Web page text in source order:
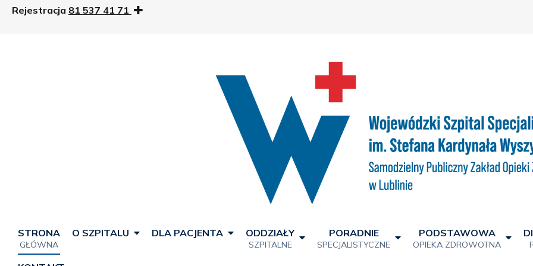
Rejestracja 81 537 41 71
STRONA
GŁÓWNA
O SZPITALU DLA PACJENTA ODDZIAŁY
SZPITALNE
PORADNIE
SPECJALISTYCZNE
PODSTAWOWA
OPIEKA ZDROWOTNA